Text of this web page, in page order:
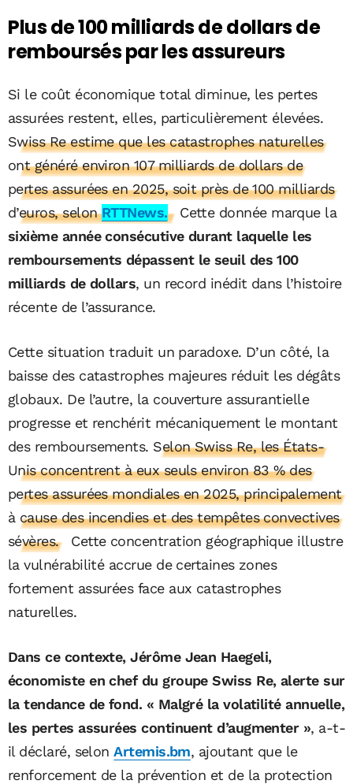
Plus de 100 milliards de dollars de
remboursés par les assureurs
Si le coût économique total diminue, les pertes
assurées restent, elles, particulièrement élevées.
Swiss Re estime que les catastrophes naturelles
ont généré environ 107 milliards de dollars de
pertes assurées en 2025, soit près de 100 milliards
d’euros, selonRTTNews.
Cette donnée marque la
sixième année consécutive durant laquelle les
remboursements dépassent le seuil des 100
milliards de dollars, un record inédit dans l’histoire
récente de l’assurance.
Cette situation traduit un paradoxe. D’un côté, la
baisse des catastrophes majeures réduit les dégâts
globaux. De l’autre, la couverture assurantielle
progresse et renchérit mécaniquement le montant
des remboursements. Selon Swiss Re, les États-
Unis concentrent à eux seuls environ 83 % des
pertes assurées mondiales en 2025, principalement
à cause des incendies et des tempêtes convectives
sévères.
Cette concentration géographique illustre
la vulnérabilité accrue de certaines zones
fortement assurées face aux catastrophes
naturelles.
Dans ce contexte, Jérôme Jean Haegeli,
économiste en chef du groupe Swiss Re, alerte sur
la tendance de fond. « Malgré la volatilité annuelle,
les pertes assurées continuent d’augmenter », a-t-
il déclaré, selonArtemis.bm, ajoutant que le
renforcement de la prévention et de la protection